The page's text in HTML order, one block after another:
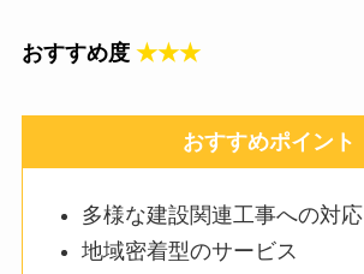
おすすめ度 ★★★
おすすめポイント
多様な建設関連工事への対応
地域密着型のサービス